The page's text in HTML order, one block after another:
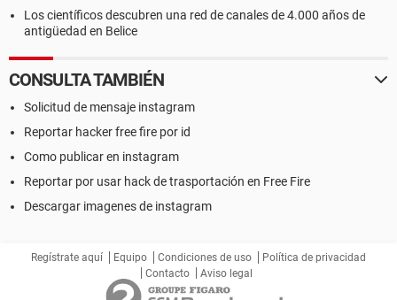
Los científicos descubren una red de canales de 4.000 años de
antigüedad en Belice
CONSULTA TAMBIÉN
Solicitud de mensaje instagram
Reportar hacker free fire por id
Como publicar en instagram
Reportar por usar hack de trasportación en Free Fire
Descargar imagenes de instagram
Regístrate aquí Equipo Condiciones de uso
Política de privacidad
Contacto
Aviso legal